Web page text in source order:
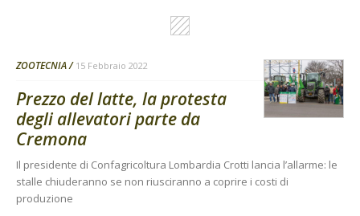
ZOOTECNIA 15 Febbraio 2022
Prezzo del latte, la protesta
degli allevatori parte da
Cremona
Il presidente di Confagricoltura Lombardia Crotti lancia l’allarme: le
stalle chiuderanno se non riusciranno a coprire i costi di
produzione